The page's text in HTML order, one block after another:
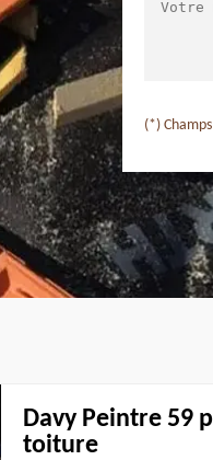
(*)
Davy Peintre 59
toiture